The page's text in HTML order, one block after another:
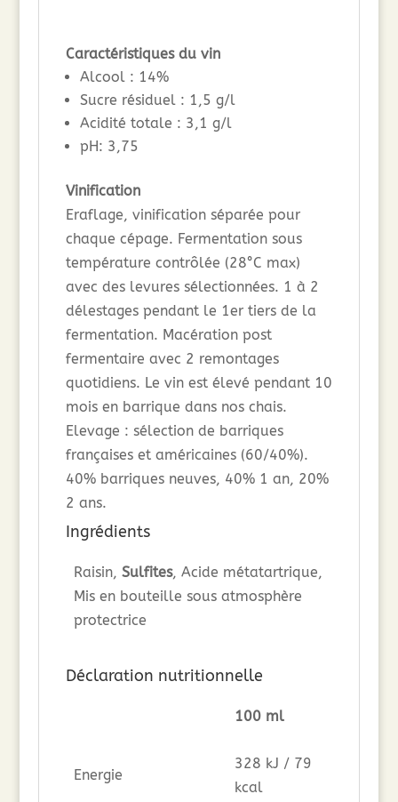
Caractéristiques du vin
Alcool : 14%
Sucre résiduel : 1,5 g/l
Acidité totale : 3,1 g/l
pH: 3,75
Vinification
Eraflage, vinification séparée pour
chaque cépage. Fermentation sous
température contrôlée (28°C max)
avec des levures sélectionnées. 1 à 2
délestages pendant le 1er tiers de la
fermentation. Macération post
fermentaire avec 2 remontages
quotidiens. Le vin est élevé pendant 10
mois en barrique dans nos chais.
Elevage : sélection de barriques
françaises et américaines (60/40%).
40% barriques neuves, 40% 1 an, 20%
2 ans.
Ingrédients
Raisin, Sulfites, Acide métatartrique,
Mis en bouteille sous atmosphère
protectrice
Déclaration nutritionnelle
100 ml
Energie
328 kJ / 79
kcal